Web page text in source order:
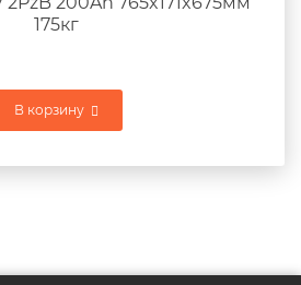
175кг
В корзину